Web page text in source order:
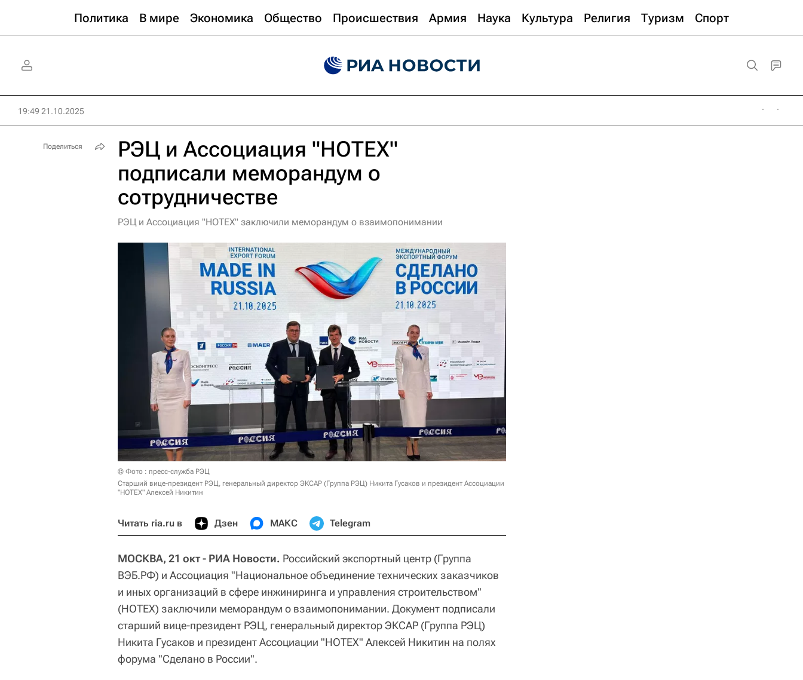
Политика В мире Экономика Общество Происшествия Армия Наука Культура Религия Туризм Спорт
19:49 21.10.2025
РЭЦ и Ассоциация "НОТЕХ"
подписали меморандум о
сотрудничестве
РЭЦ и Ассоциация "НОТЕХ" заключили меморандум о взаимопонимании
© Фото : пресс-служба РЭЦ
Старший вице-президент РЭЦ, генеральный директор ЭКСАР (Группа РЭЦ) Никита Гусаков и президент Ассоциации
"НОТЕХ" Алексей Никитин
Читать ria.ru в Дзен МАКС Telegram
МОСКВА, 21 окт - РИА Новости. Российский экспортный центр (Группа
ВЭБ.РФ) и Ассоциация "Национальное объединение технических заказчиков
и иных организаций в сфере инжиниринга и управления строительством"
(НОТЕХ) заключили меморандум о взаимопонимании. Документ подписали
старший вице-президент РЭЦ, генеральный директор ЭКСАР (Группа РЭЦ)
Никита Гусаков и президент Ассоциации "НОТЕХ" Алексей Никитин на полях
форума "Сделано в России".
Поделиться